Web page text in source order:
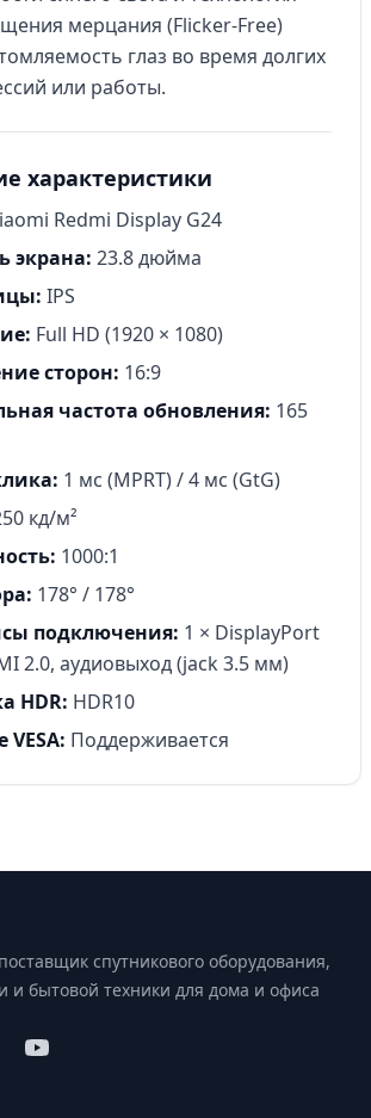
мерцания (Flicker-Free)
глаз во время долгих
или работы.
характеристики
Redmi Display G24
экрана: 23.8 дюйма
IPS
Full HD (1920 × 1080)
сторон: 16:9
частота обновления: 165
1 мс (MPRT) / 4 мс (GtG)
кд/м²
1000:1
178° / 178°
подключения: 1 × DisplayPort
2.0, аудиовыход (jack 3.5 мм)
HDR: HDR10
VESA: Поддерживается
спутникового оборудования,
и бытовой техники для дома и офиса